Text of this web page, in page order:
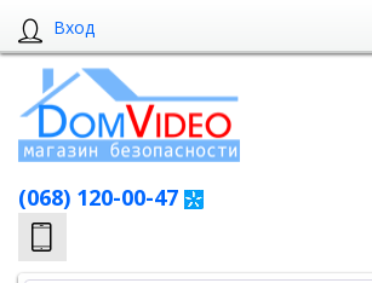
Вход
(068) 120-00-47